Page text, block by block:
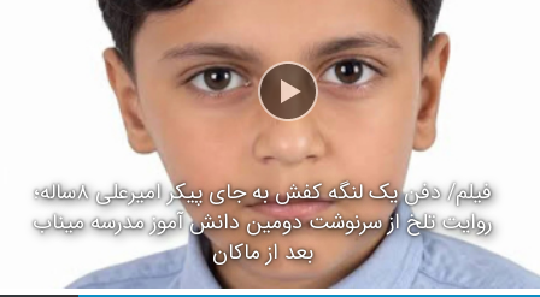
فیلم/ دفن یک لنگه کفش به جای پیکر امیرعلی ۸ساله؛
روایت تلخ از سرنوشت دومین دانش آموز مدرسه میناب
بعد از ماکان